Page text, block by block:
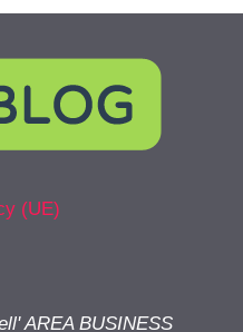
(UE)
AREA BUSINESS